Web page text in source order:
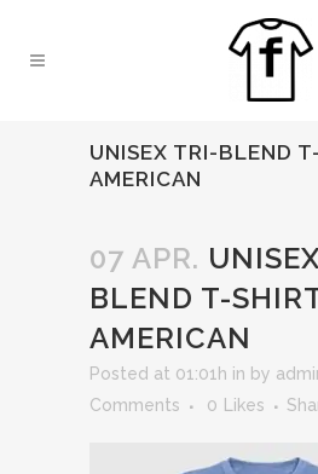
UNISEX TRI-BLEND
AMERICAN
07 APR.
BLEND T-
AMERICAN
Posted at 01:01h in by
Comments
0 Likes